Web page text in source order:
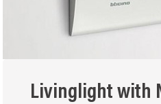
Livinglight with